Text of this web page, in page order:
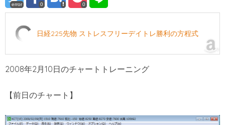
error 0 0
日経225先物 ストレスフリーデイトレ勝利の方程式
2008年2月10日のチャートトレーニング
【前日のチャート】